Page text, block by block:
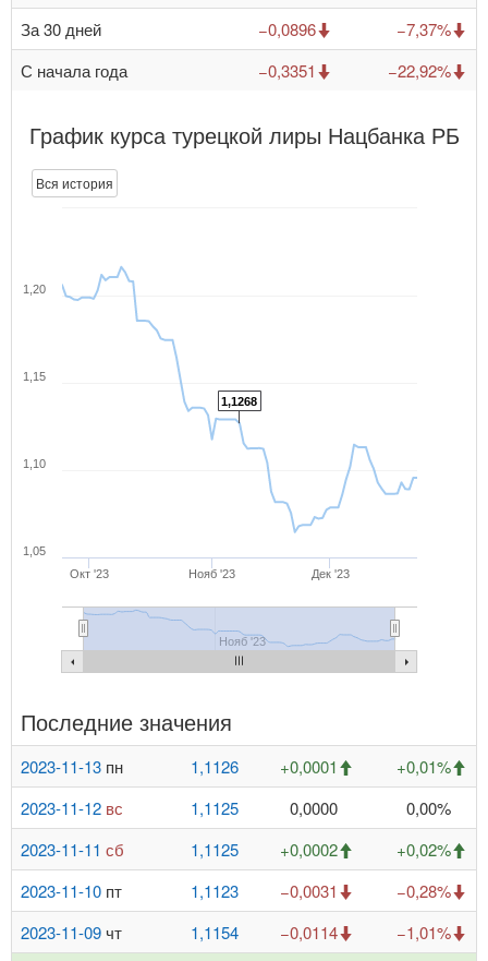
За 30 дней
−0,0896
−7,37%
С начала года
−0,3351 −22,92%
График курса турецкой лиры Нацбанка РБ
Вся история
1,1268
Окт '23 Нояб '23 Дек '23
Нояб '23
1,05
1,10
1,15
1,20
Последние значения
2023-11-13 пн 1,1126 +0,0001
+0,01%
2023-11-12 вс 1,1125 0,0000
0,00%
2023-11-11 сб 1,1125 +0,0002
+0,02%
2023-11-10 пт 1,1123 −0,0031
−0,28%
2023-11-09 чт 1,1154 −0,0114
−1,01%